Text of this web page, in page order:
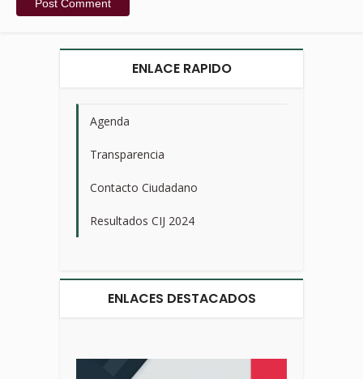
ENLACE RAPIDO
Agenda
Transparencia
Contacto Ciudadano
Resultados CIJ 2024
ENLACES DESTACADOS